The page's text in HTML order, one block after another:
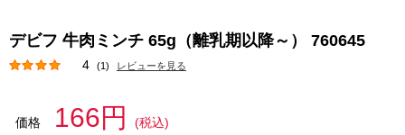
デビフ 牛肉ミンチ 65g（離乳期以降～） 760645
4 (1) レビューを見る
価格 166円
(税込)